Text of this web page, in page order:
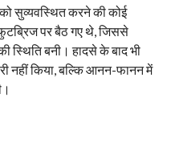
को सुव्यवस्थित करने की कोई
पर बैठ गए थे, जिससे
स्थिति बनी। हादसे के बाद भी
नहीं किया, बल्कि आनन-फानन में